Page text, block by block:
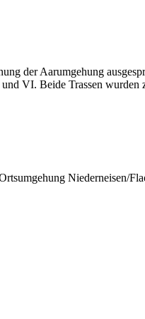
der Aarumgehung
VI. Beide Trassen
Niederneisen/